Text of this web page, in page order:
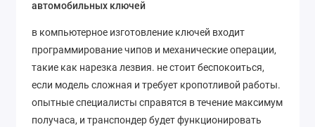
автомобильных ключей
в компьютерное изготовление ключей входит
программирование чипов и механические операции,
такие как нарезка лезвия. не стоит беспокоиться,
если модель сложная и требует кропотливой работы.
опытные специалисты справятся в течение максимум
получаса, и транспондер будет функционировать